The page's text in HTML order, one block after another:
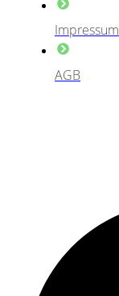
Impressum
AGB